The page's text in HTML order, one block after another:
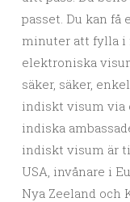
passet. Du kan få
minuter att fylla i
elektroniska
säker, säker,
indiskt visum via
indiska
indiskt visum är
USA, invånare i
Nya Zeeland och